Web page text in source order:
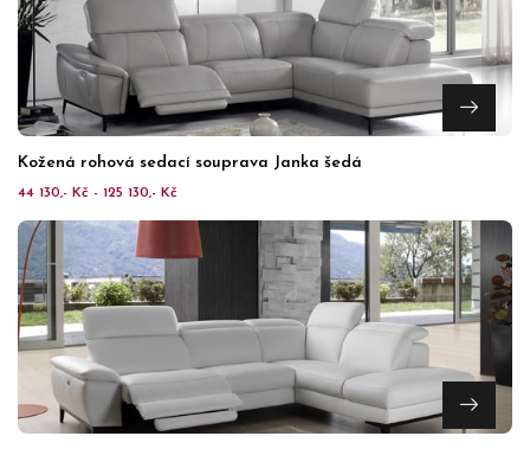
Kožená rohová sedací souprava Janka šedá
44 130,- Kč - 125 130,- Kč